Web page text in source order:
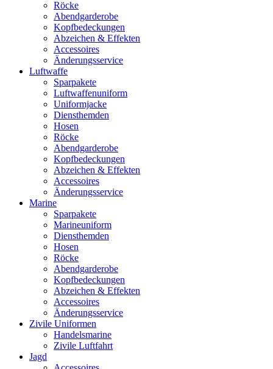
Röcke
Abendgarderobe
Kopfbedeckungen
Abzeichen & Effekten
Accessoires
Änderungsservice
Luftwaffe
Sparpakete
Luftwaffenuniform
Uniformjacke
Diensthemden
Hosen
Röcke
Abendgarderobe
Kopfbedeckungen
Abzeichen & Effekten
Accessoires
Änderungsservice
Marine
Sparpakete
Marineuniform
Diensthemden
Hosen
Röcke
Abendgarderobe
Kopfbedeckungen
Abzeichen & Effekten
Accessoires
Änderungsservice
Zivile Uniformen
Handelsmarine
Zivile Luftfahrt
Jagd